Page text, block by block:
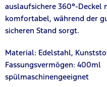
auslaufsichere 360°-Deckel
komfortabel, während der
sicheren Stand sorgt.
Material: Edelstahl,
Fassungsvermögen: 400ml
spülmaschinengeeignet